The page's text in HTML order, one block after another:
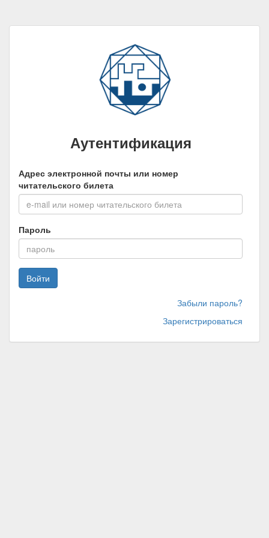
Аутентификация
Адрес электронной почты или номер
читательского билета
Пароль
Войти
Забыли пароль?
Зарегистрироваться